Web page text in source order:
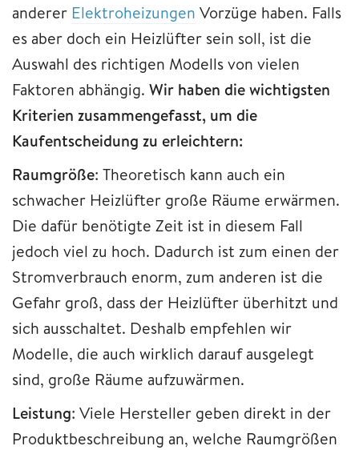
anderer Elektroheizungen Vorzüge haben. Falls
es aber doch ein Heizlüfter sein soll, ist die
Auswahl des richtigen Modells von vielen
Faktoren abhängig. Wir haben die wichtigsten
Kriterien zusammengefasst, um die
Kaufentscheidung zu erleichtern:
Raumgröße: Theoretisch kann auch ein
schwacher Heizlüfter große Räume erwärmen.
Die dafür benötigte Zeit ist in diesem Fall
jedoch viel zu hoch. Dadurch ist zum einen der
Stromverbrauch enorm, zum anderen ist die
Gefahr groß, dass der Heizlüfter überhitzt und
sich ausschaltet. Deshalb empfehlen wir
Modelle, die auch wirklich darauf ausgelegt
sind, große Räume aufzuwärmen.
Leistung: Viele Hersteller geben direkt in der
Produktbeschreibung an, welche Raumgrößen